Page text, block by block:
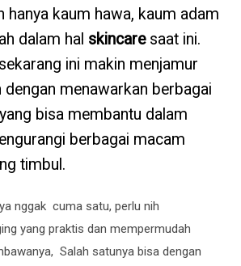
hanya kaum hawa, kaum adam
dalam hal skincaresaat ini.
ini makin menjamur
dengan menawarkan berbagai
bisa membantu dalam
berbagai macam
timbul.
nggak cuma satu, perlu nih
yang praktis dan mempermudah
Salah satunya bisa dengan